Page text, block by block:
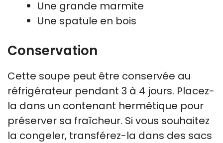
Une grande marmite
Une spatule en bois
Conservation
Cette soupe peut être conservée au
réfrigérateur pendant 3 à 4 jours. Placez-
la dans un contenant hermétique pour
préserver sa fraîcheur. Si vous souhaitez
la congeler, transférez-la dans des sacs